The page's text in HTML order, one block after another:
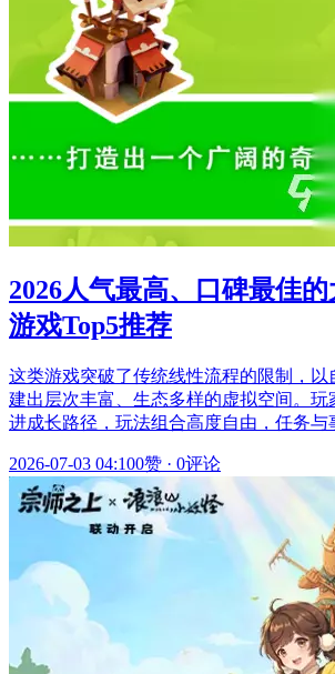
2026人气最高、口碑最佳
游戏Top5推荐
这类游戏突破了传统线性流程的限制，以
建出层次丰富、生态多样的虚拟空间。玩
进成长路径，玩法组合高度自由，任务
2026-07-03 04:100赞 · 0评论